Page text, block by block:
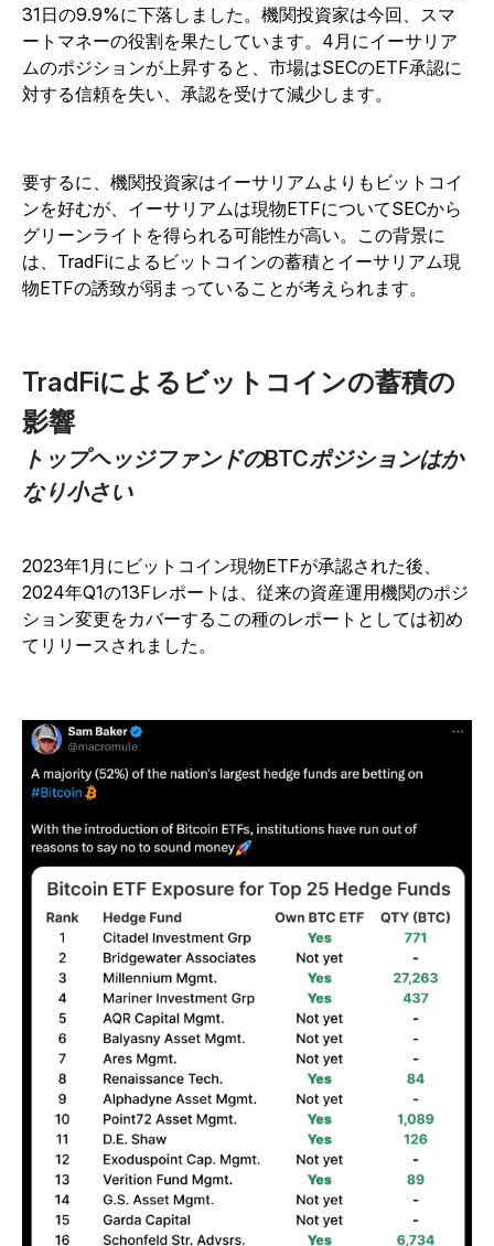
31日の9.9%に下落しました。機関投資家は今回、スマ
ートマネーの役割を果たしています。4月にイーサリア
ムのポジションが上昇すると、市場はSECのETF承認に
対する信頼を失い、承認を受けて減少します。
要するに、機関投資家はイーサリアムよりもビットコイ
ンを好むが、イーサリアムは現物ETFについてSECから
グリーンライトを得られる可能性が高い。この背景に
は、TradFiによるビットコインの蓄積とイーサリアム現
物ETFの誘致が弱まっていることが考えられます。
TradFiによるビットコインの蓄積の
影響
トップヘッジファンドのBTCポジションはか
なり小さい
2023年1月にビットコイン現物ETFが承認された後、
2024年Q1の13Fレポートは、従来の資産運用機関のポジ
ション変更をカバーするこの種のレポートとしては初め
てリリースされました。